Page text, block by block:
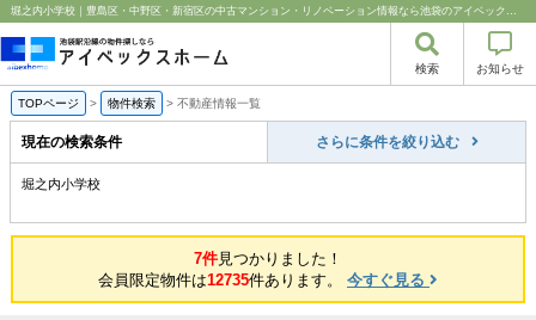
堀之内小学校｜豊島区・中野区・新宿区の中古マンション・リノベーション情報なら池袋のアイベックスホーム！
検索 お知らせ
TOPページ > 物件検索 > 不動産情報一覧
現在の検索条件 さらに条件を絞り込む
堀之内小学校
7件見つかりました！
会員限定物件は12735件あります。 今すぐ見る